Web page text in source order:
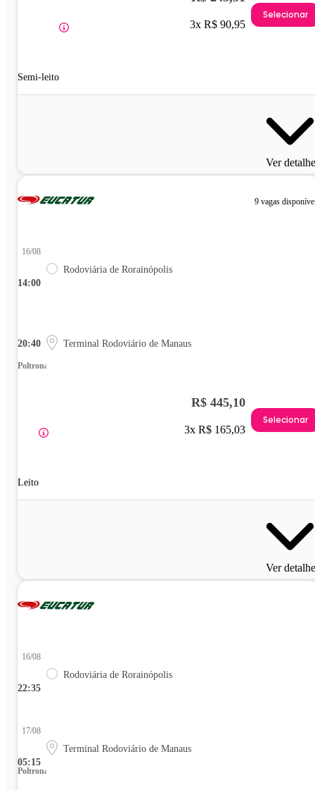
Semi-leito
3x R$ 90,95
Selecionar
Ver
9 vagas
14:00
16/08
Rodoviária de Rorainópolis
20:40 Terminal Rodoviário de Manaus
Poltrona
Leito
R$ 445,10
3x R$ 165,03
Selecionar
Ver
22:35
16/08
Rodoviária de Rorainópolis
05:15
17/08
Terminal Rodoviário de Manaus
Poltrona